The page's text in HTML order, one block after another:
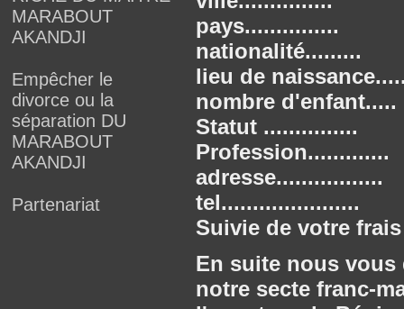
MARABOUT
AKANDJI
Empêcher le
divorce ou la
séparation DU
MARABOUT
AKANDJI
Partenariat
pays...............
nationalité.........
lieu de
nombre d'enfant.....
Statut ...............
Profession.............
adresse.................
tel......................
Suivie de votre
En suite nous
notre secte franc-